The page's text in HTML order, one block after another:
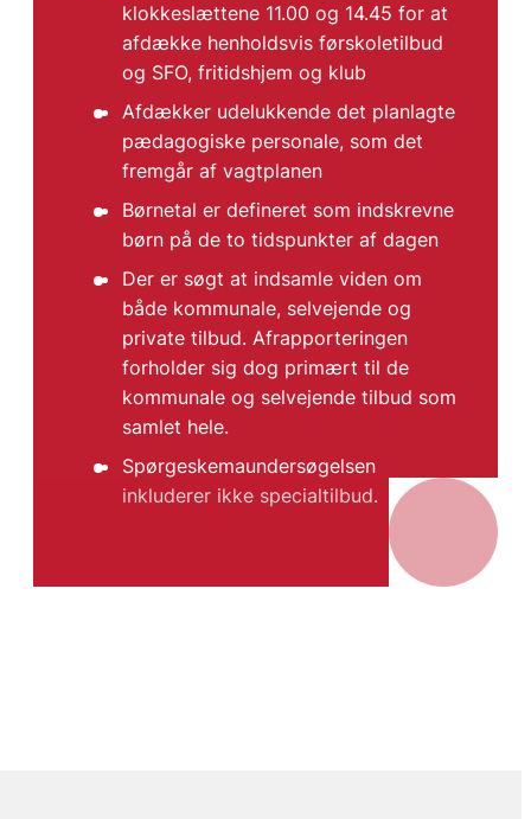
klokkeslættene 11.00 og 14.45 for at
afdække henholdsvis førskoletilbud
og SFO, fritidshjem og klub
Afdækker udelukkende det planlagte
pædagogiske personale, som det
fremgår af vagtplanen
Børnetal er defineret som indskrevne
børn på de to tidspunkter af dagen
Der er søgt at indsamle viden om
både kommunale, selvejende og
private tilbud. Afrapporteringen
forholder sig dog primært til de
kommunale og selvejende tilbud som
samlet hele.
Spørgeskemaundersøgelsen
inkluderer ikke specialtilbud.